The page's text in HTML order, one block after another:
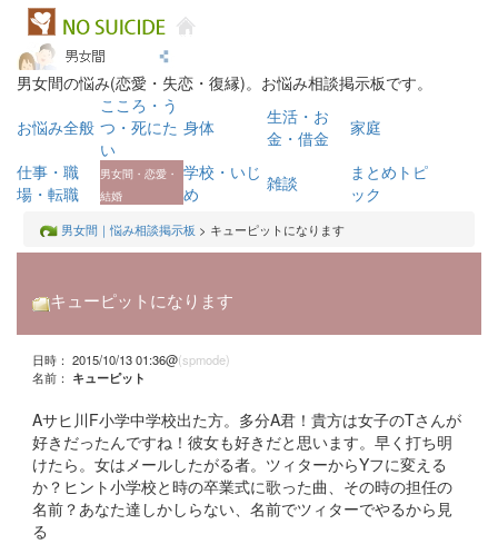
男女間の悩み(恋愛・失恋・復縁)。お悩み相談掲示板です。
お悩み全般
こころ・う
つ・死にた
い
身体
生活・お
金・借金
家庭
仕事・職
場・転職
男女間・恋愛・
結婚
学校・いじ
め
雑談
まとめトピ
ック
男女間｜悩み相談掲示板 > キューピットになります
キューピットになります
日時： 2015/10/13 01:36@(spmode)
名前： キューピット
Aサヒ川F小学中学校出た方。多分A君！貴方は女子のTさんが
好きだったんですね！彼女も好きだと思います。早く打ち明
けたら。女はメールしたがる者。ツィターからYフに変える
か？ヒント小学校と時の卒業式に歌った曲、その時の担任の
名前？あなた達しかしらない、名前でツィターでやるから見
る